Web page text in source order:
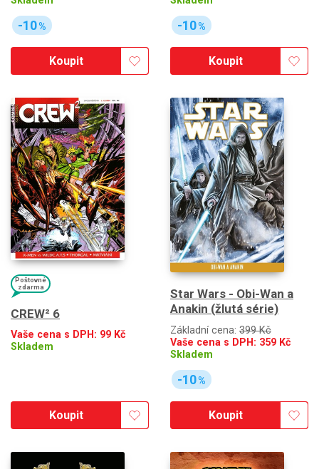
-10%
Koupit
-10%
Koupit
Poštovné
zdarma
CREW² 6
Vaše cena s DPH: 99 Kč
Skladem
Koupit
Star Wars - Obi-Wan a
Anakin (žlutá série)
Základní cena: 399 Kč
Vaše cena s DPH: 359 Kč
Skladem
-10%
Koupit